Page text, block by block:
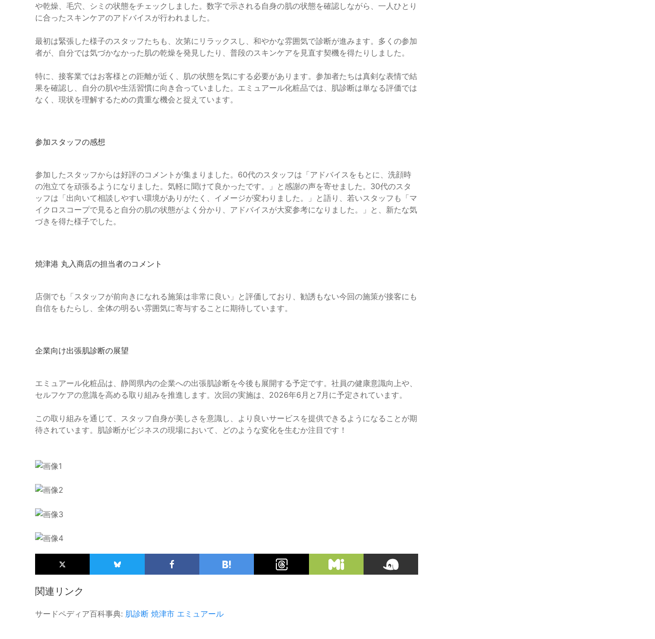
や乾燥、毛穴、シミの状態をチェックしました。数字で示される自身の肌の状態を確認しながら、一人ひとり
に合ったスキンケアのアドバイスが行われました。
最初は緊張した様子のスタッフたちも、次第にリラックスし、和やかな雰囲気で診断が進みます。多くの参加
者が、自分では気づかなかった肌の乾燥を発見したり、普段のスキンケアを見直す契機を得たりしました。
特に、接客業ではお客様との距離が近く、肌の状態を気にする必要があります。参加者たちは真剣な表情で結
果を確認し、自分の肌や生活習慣に向き合っていました。エミュアール化粧品では、肌診断は単なる評価では
なく、現状を理解するための貴重な機会と捉えています。
参加スタッフの感想
参加したスタッフからは好評のコメントが集まりました。60代のスタッフは「アドバイスをもとに、洗顔時
の泡立てを頑張るようになりました。気軽に聞けて良かったです。」と感謝の声を寄せました。30代のスタ
ッフは「出向いて相談しやすい環境がありがたく、イメージが変わりました。」と語り、若いスタッフも「マ
イクロスコープで見ると自分の肌の状態がよく分かり、アドバイスが大変参考になりました。」と、新たな気
づきを得た様子でした。
焼津港 丸入商店の担当者のコメント
店側でも「スタッフが前向きになれる施策は非常に良い」と評価しており、勧誘もない今回の施策が接客にも
自信をもたらし、全体の明るい雰囲気に寄与することに期待しています。
企業向け出張肌診断の展望
エミュアール化粧品は、静岡県内の企業への出張肌診断を今後も展開する予定です。社員の健康意識向上や、
セルフケアの意識を高める取り組みを推進します。次回の実施は、2026年6月と7月に予定されています。
この取り組みを通じて、スタッフ自身が美しさを意識し、より良いサービスを提供できるようになることが期
待されています。肌診断がビジネスの現場において、どのような変化を生むか注目です！
関連リンク
サードペディア百科事典: 肌診断 焼津市 エミュアール